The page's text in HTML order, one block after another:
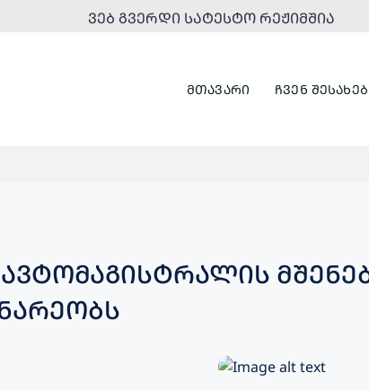
ᲕᲔᲑ ᲒᲕᲔᲠᲓᲘ ᲡᲐᲢᲔᲡᲢᲝ ᲠᲔᲟᲘᲛᲨᲘᲐ
ᲛᲗᲐᲕᲐᲠᲘ ᲩᲕᲔᲜ ᲨᲔᲡᲐᲮᲔᲑ